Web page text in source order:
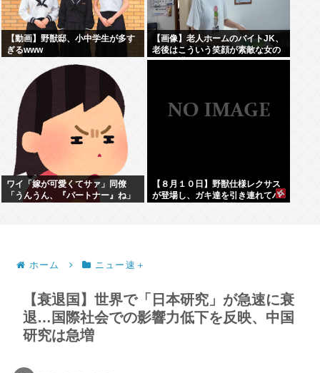
【動画】野獣邸、小中学生が多す
ぎるwww
【画像】老人ホームのバイトJK、
老後はこういう笑顔が素敵な女の
子に介護されたいよな
ワイ「嫁が可愛くてサァ」同僚
「うんうん、『パートナー』ね」
【８月１０日】野獣仕様レクサス
が登場し、ガキ達を引き連れてハ
ホーム ニュー速＋
【衰退国】世界で「日本研究」が急速に衰
退…国際社会での影響力低下を反映、中国
研究は急増